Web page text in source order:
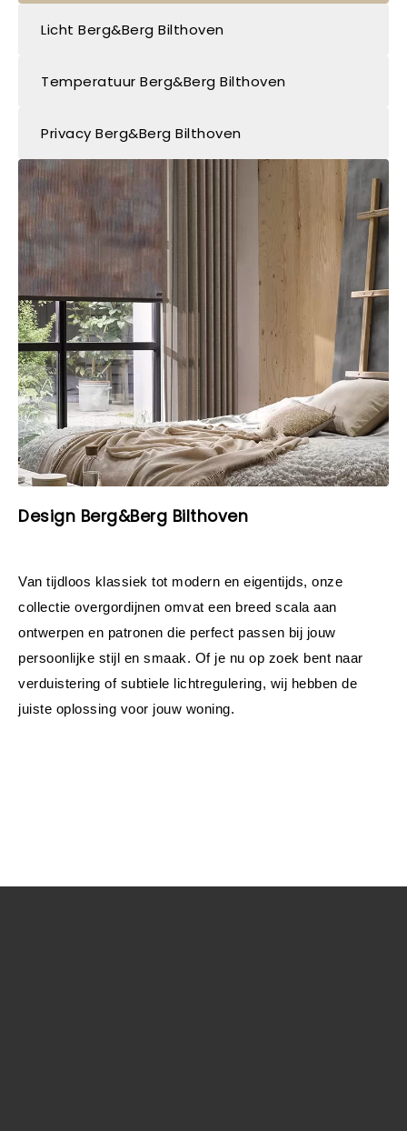
Design Berg&Berg Bilthoven
Van tijdloos klassiek tot modern en eigentijds, onze
collectie overgordijnen omvat een breed scala aan
ontwerpen en patronen die perfect passen bij jouw
persoonlijke stijl en smaak. Of je nu op zoek bent naar
verduistering of subtiele lichtregulering, wij hebben de
juiste oplossing voor jouw woning.
Licht Berg&Berg Bilthoven
Temperatuur Berg&Berg Bilthoven
Privacy Berg&Berg Bilthoven